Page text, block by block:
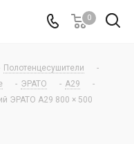
0
Полотенцесушители
-
- ЭРАТО - А29
-
ЭРАТО А29 800 × 500